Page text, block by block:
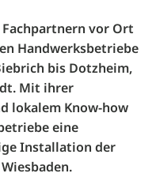
vor Ort
Handwerksbetriebe
bis Dotzheim,
Mit ihrer
lokalem Know-how
eine
Installation der